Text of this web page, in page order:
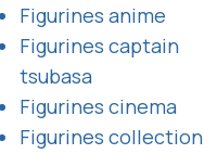
Figurines anime
Figurines captain
tsubasa
Figurines cinema
Figurines collection